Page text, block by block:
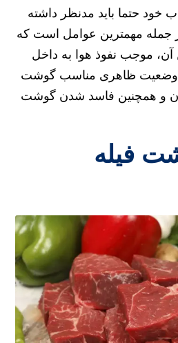
خود حتما باید مدنظر داشته
جمله مهمترین عوامل است که
موجب نفوذ هوا به داخل
وضعیت ظاهری مناسب گوشت
و همچنین فاسد شدن گوشت
فیله